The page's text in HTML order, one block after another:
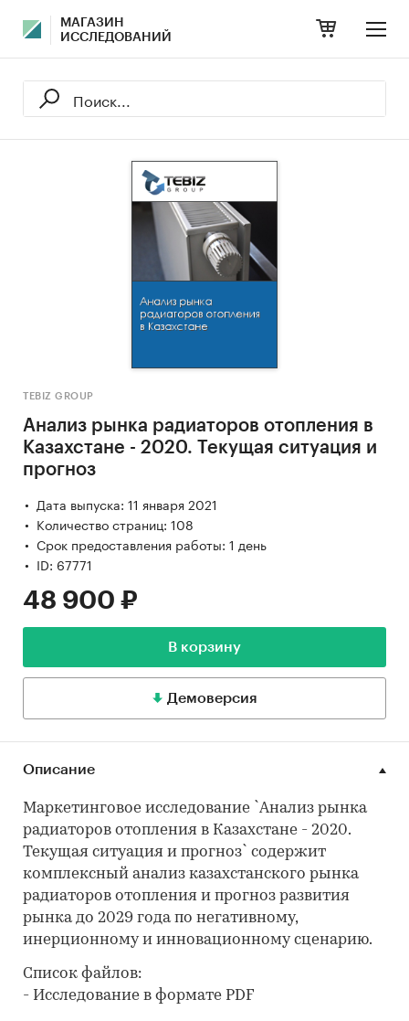
МАГАЗИН
ИССЛЕДОВАНИЙ
TEBIZ GROUP
Анализ рынка радиаторов отопления в
Казахстане - 2020. Текущая ситуация и
прогноз
Дата выпуска: 11 января 2021
Количество страниц: 108
Срок предоставления работы: 1 день
ID: 67771
48 900 ₽
В корзину
Демоверсия
Описание
Маркетинговое исследование `Анализ рынка
радиаторов отопления в Казахстане - 2020.
Текущая ситуация и прогноз` содержит
комплексный анализ казахстанского рынка
радиаторов отопления и прогноз развития
рынка до 2029 года по негативному,
инерционному и инновационному сценарию.
Список файлов:
- Исследование в формате PDF